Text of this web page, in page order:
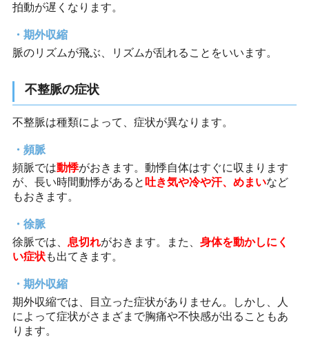
拍動が遅くなります。
期外収縮
脈のリズムが飛ぶ、リズムが乱れることをいいます。
不整脈の症状
不整脈は種類によって、症状が異なります。
頻脈
頻脈では動悸がおきます。動悸自体はすぐに収まります
が、長い時間動悸があると 吐き気や冷や汗、めまいなど
もおきます。
徐脈
徐脈では、 息切れがおきます。また、 身体を動かしにく
い症状も出てきます。
期外収縮
期外収縮では、目立った症状がありません。しかし、人
によって症状がさまざまで胸痛や不快感が出ることもあ
ります。